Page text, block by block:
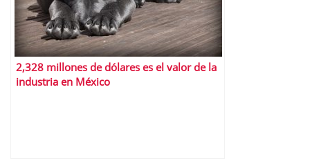
2,328 millones de dólares es el valor de la
industria en México